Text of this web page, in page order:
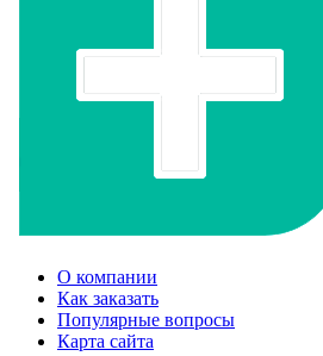
О компании
Как заказать
Популярные вопросы
Карта сайта